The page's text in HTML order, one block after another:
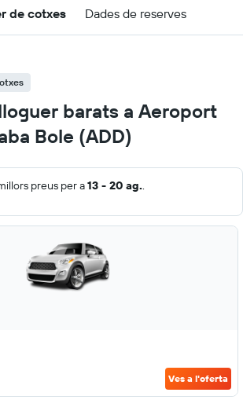
de cotxes Dades de reserves
barats a Aeroport
Bole (ADD)
preus per a13 - 20 ag..
Ves a l'oferta